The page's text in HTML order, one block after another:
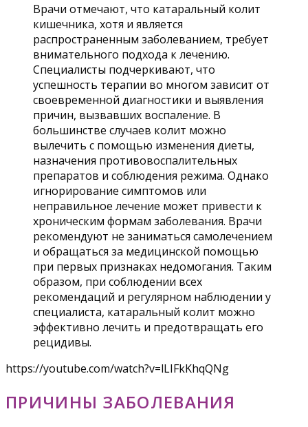
Врачи отмечают, что катаральный колит
кишечника, хотя и является
распространенным заболеванием, требует
внимательного подхода к лечению.
Специалисты подчеркивают, что
успешность терапии во многом зависит от
своевременной диагностики и выявления
причин, вызвавших воспаление. В
большинстве случаев колит можно
вылечить с помощью изменения диеты,
назначения противовоспалительных
препаратов и соблюдения режима. Однако
игнорирование симптомов или
неправильное лечение может привести к
хроническим формам заболевания. Врачи
рекомендуют не заниматься самолечением
и обращаться за медицинской помощью
при первых признаках недомогания. Таким
образом, при соблюдении всех
рекомендаций и регулярном наблюдении у
специалиста, катаральный колит можно
эффективно лечить и предотвращать его
рецидивы.
https://youtube.com/watch?v=lLIFkKhqQNg
ПРИЧИНЫ ЗАБОЛЕВАНИЯ